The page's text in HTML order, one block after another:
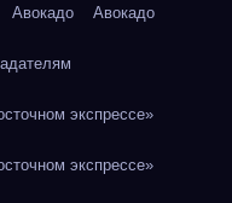
Авокадо Авокадо
экспрессе»
экспрессе»